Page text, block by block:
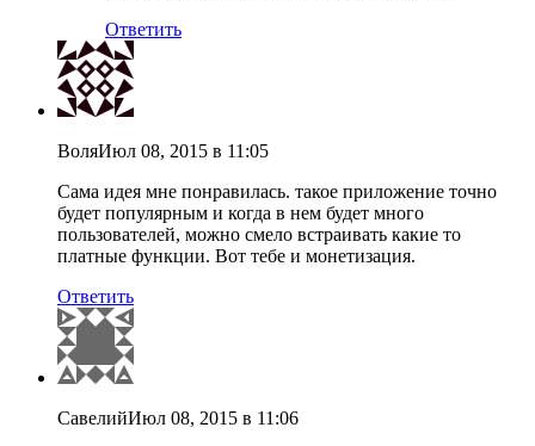
Ответить
ВоляИюл 08, 2015 в 11:05
Сама идея мне понравилась. такое приложение точно
будет популярным и когда в нем будет много
пользователей, можно смело встраивать какие то
платные функции. Вот тебе и монетизация.
Ответить
СавелийИюл 08, 2015 в 11:06